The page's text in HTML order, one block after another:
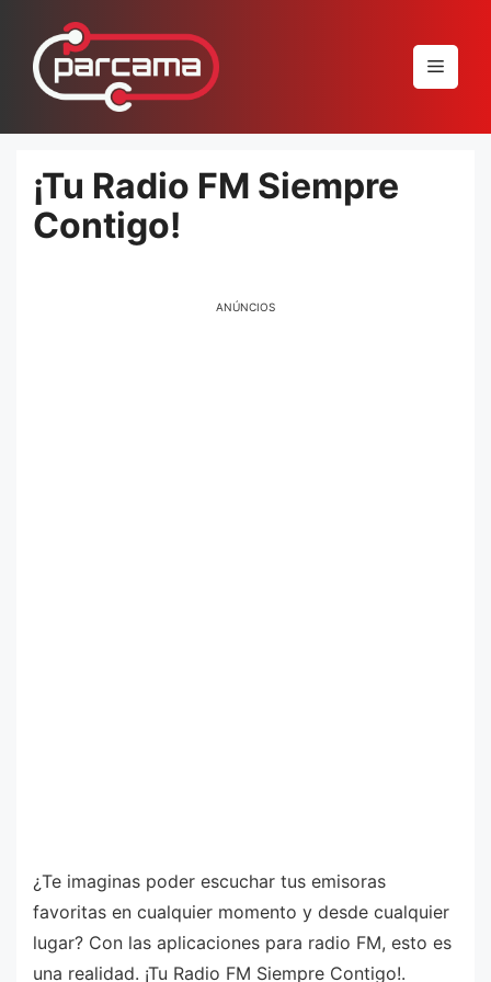
conteúdo
Menu
¡Tu Radio FM Siempre
Contigo!
ANÚNCIOS
¿Te imaginas poder escuchar tus emisoras
favoritas en cualquier momento y desde cualquier
lugar? Con las aplicaciones para radio FM, esto es
una realidad. ¡Tu Radio FM Siempre Contigo!.